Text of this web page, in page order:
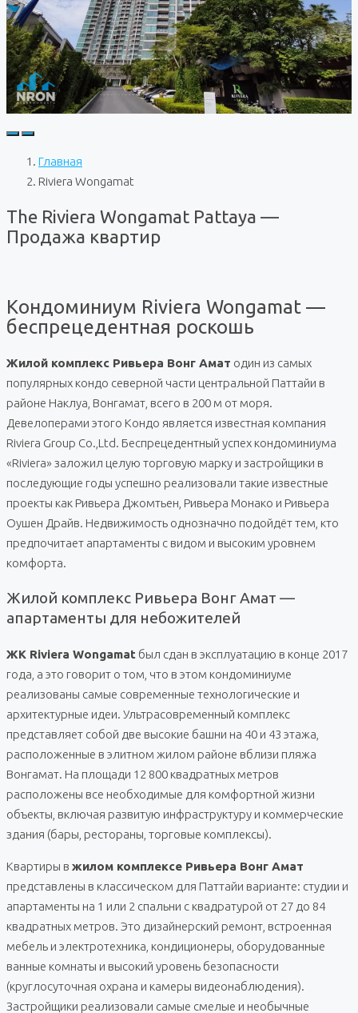
Главная
Riviera Wongamat
The Riviera Wongamat Pattaya —
Продажа квартир
Кондоминиум Riviera Wongamat —
беспрецедентная роскошь
Жилой комплекс Ривьера Вонг Амат один из самых
популярных кондо северной части центральной Паттайи в
районе Наклуа, Вонгамат, всего в 200 м от моря.
Девелоперами этого Кондо является известная компания
Riviera Group Co.,Ltd. Беспрецедентный успех кондоминиума
«Riviera» заложил целую торговую марку и застройщики в
последующие годы успешно реализовали такие известные
проекты как Ривьера Джомтьен, Ривьера Монако и Ривьера
Оушен Драйв. Недвижимость однозначно подойдёт тем, кто
предпочитает апартаменты с видом и высоким уровнем
комфорта.
Жилой комплекс Ривьера Вонг Амат —
апартаменты для небожителей
ЖК Riviera Wongamat был сдан в эксплуатацию в конце 2017
года, а это говорит о том, что в этом кондоминиуме
реализованы самые современные технологические и
архитектурные идеи. Ультрасовременный комплекс
представляет собой две высокие башни на 40 и 43 этажа,
расположенные в элитном жилом районе вблизи пляжа
Вонгамат. На площади 12 800 квадратных метров
расположены все необходимые для комфортной жизни
объекты, включая развитую инфраструктуру и коммерческие
здания (бары, рестораны, торговые комплексы).
Квартиры в жилом комплексе Ривьера Вонг Амат
представлены в классическом для Паттайи варианте: студии и
апартаменты на 1 или 2 спальни с квадратурой от 27 до 84
квадратных метров. Это дизайнерский ремонт, встроенная
мебель и электротехника, кондиционеры, оборудованные
ванные комнаты и высокий уровень безопасности
(круглосуточная охрана и камеры видеонаблюдения).
Застройщики реализовали самые смелые и необычные